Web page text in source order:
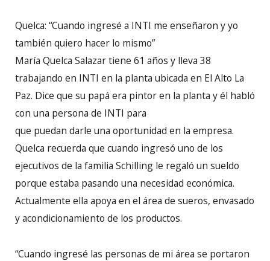
Quelca: “Cuando ingresé a INTI me enseñaron y yo
también quiero hacer lo mismo”
María Quelca Salazar tiene 61 años y lleva 38
trabajando en INTI en la planta ubicada en El Alto La
Paz. Dice que su papá era pintor en la planta y él habló
con una persona de INTI para
que puedan darle una oportunidad en la empresa.
Quelca recuerda que cuando ingresó uno de los
ejecutivos de la familia Schilling le regaló un sueldo
porque estaba pasando una necesidad económica.
Actualmente ella apoya en el área de sueros, envasado
y acondicionamiento de los productos.
“Cuando ingresé las personas de mi área se portaron